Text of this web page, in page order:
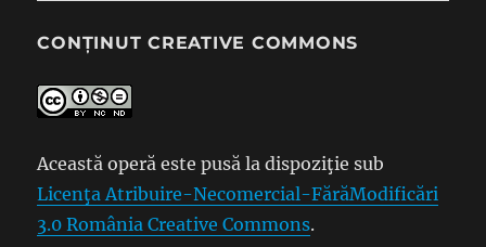
CONȚINUT CREATIVE COMMONS
Această operă este pusă la dispoziţie sub
Licenţa Atribuire-Necomercial-FărăModificări
3.0 România Creative Commons.